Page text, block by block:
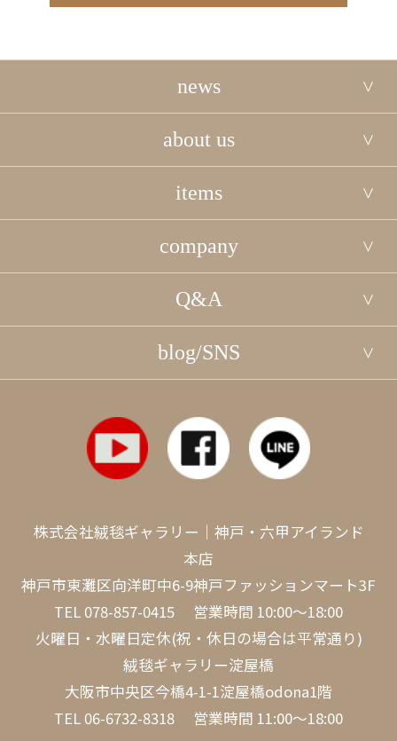
news
about us
items
company
Q&A
blog/SNS
株式会社絨毯ギャラリー｜神戸・六甲アイランド
本店
神戸市東灘区向洋町中6-9神戸ファッションマート3F
TEL 078-857-0415 営業時間 10:00～18:00
火曜日・水曜日定休(祝・休日の場合は平常通り)
絨毯ギャラリー淀屋橋
大阪市中央区今橋4-1-1淀屋橋odona1階
TEL 06-6732-8318 営業時間 11:00～18:00